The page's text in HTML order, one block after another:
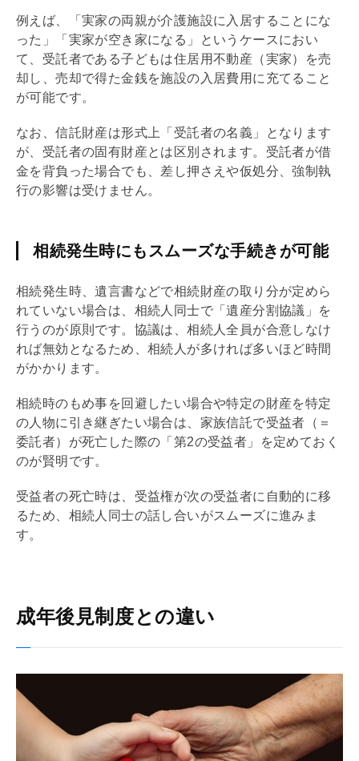
例えば、「実家の両親が介護施設に入居することにな
った」「実家が空き家になる」というケースにおい
て、受託者である子どもは住居用不動産（実家）を売
却し、売却で得た金銭を施設の入居費用に充てること
が可能です。
なお、信託財産は形式上「受託者の名義」となります
が、受託者の固有財産とは区別されます。受託者が借
金を背負った場合でも、差し押さえや仮処分、強制執
行の影響は受けません。
相続発生時にもスムーズな手続きが可能
相続発生時、遺言書などで相続財産の取り分が定めら
れていない場合は、相続人同士で「遺産分割協議」を
行うのが原則です。協議は、相続人全員が合意しなけ
れば無効となるため、相続人が多ければ多いほど時間
がかかります。
相続時のもめ事を回避したい場合や特定の財産を特定
の人物に引き継ぎたい場合は、家族信託で受益者（＝
委託者）が死亡した際の「第2の受益者」を定めておく
のが賢明です。
受益者の死亡時は、受益権が次の受益者に自動的に移
るため、相続人同士の話し合いがスムーズに進みま
す。
成年後見制度との違い